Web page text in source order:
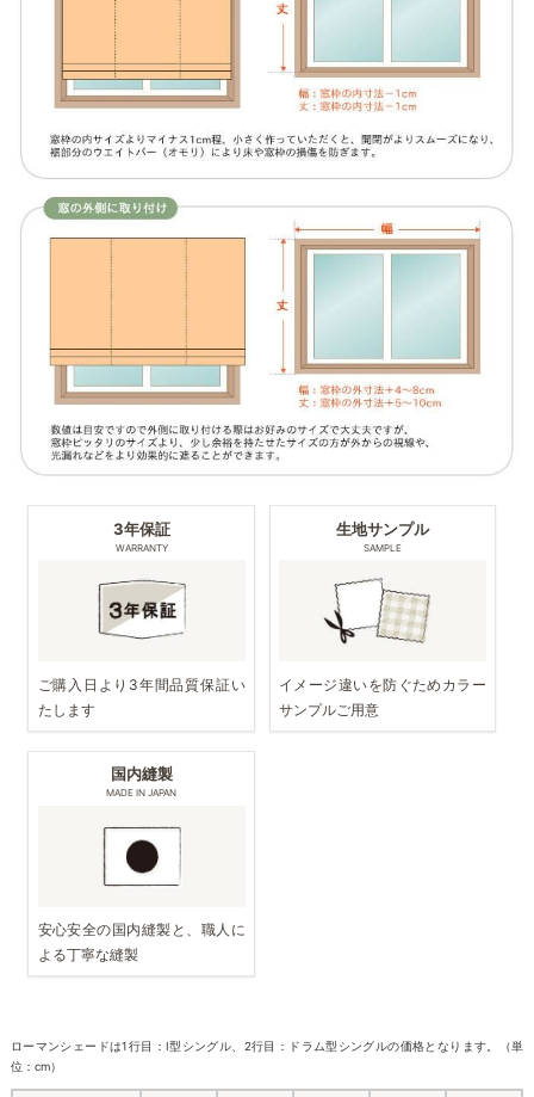
3年保証
WARRANTY
ご購入日より3年間品質保証い
たします
生地サンプル
SAMPLE
イメージ違いを防ぐためカラー
サンプルご用意
国内縫製
MADE IN JAPAN
安心安全の国内縫製と、職人に
よる丁寧な縫製
ローマンシェードは1行目：I型シングル、2行目：ドラム型シングルの価格となります。（単
位：cm）